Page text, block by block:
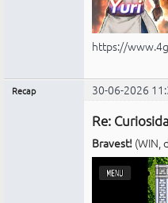
https://
Recap 30-06-2026
Re:
Bravest! (WIN,